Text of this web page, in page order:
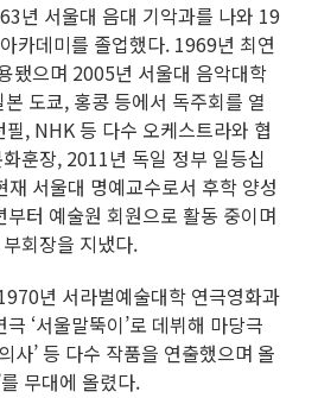
년 서울대 음대 기악과를 나와 19
카데미를 졸업했다. 1969년 최연
됐으며 2005년 서울대 음악대학
도쿄, 홍콩 등에서 독주회를 열
, NHK 등 다수 오케스트라와 협
훈장, 2011년 독일 정부 일등십
서울대 명예교수로서 후학 양성
터 예술원 회원으로 활동 중이며
회장을 지냈다.
년 서라벌예술대학 연극영화과
‘서울말뚝이’로 데뷔해 마당극
사’ 등 다수 작품을 연출했으며 올
무대에 올렸다.